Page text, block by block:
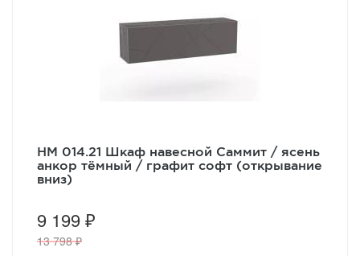
НМ 014.21 Шкаф навесной Саммит / ясень
анкор тёмный / графит софт (открывание
вниз)
9 199 ₽
13 798 ₽